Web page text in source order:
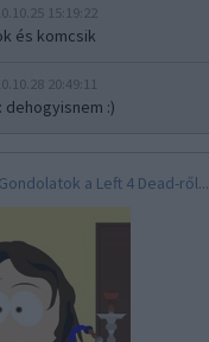
15:19:22
és komcsik
20:49:11
: dehogyisnem :)
Gondolatok a Left 4 Dead-ről...